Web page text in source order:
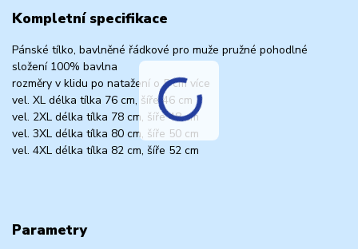
Kompletní specifikace
Pánské tílko, bavlněné řádkové pro muže pružné pohodlné
složení 100% bavlna
rozměry v klidu po natažení o 5 cm více
vel. XL délka tílka 76 cm, šíře 46 cm
vel. 2XL délka tílka 78 cm, šíře 48 cm
vel. 3XL délka tílka 80 cm, šíře 50 cm
vel. 4XL délka tílka 82 cm, šíře 52 cm
Parametry